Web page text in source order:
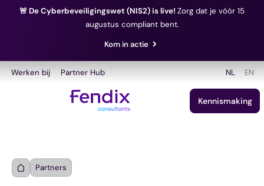
🚨 De Cyberbeveiligingswet (NIS2) is live! Zorg dat je vóór 15
augustus compliant bent.
Kom in actie
Werken bij Partner Hub NL EN
Kennismaking
Partners